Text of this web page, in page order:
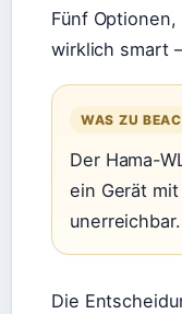
Fünf
wirklich smart
WAS ZU
Der Hama-
ein Gerät
unerreichbar.
Die